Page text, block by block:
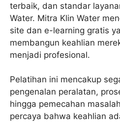
terbaik, dan standar
Water. Mitra Klin Water
site dan e-learning gratis
membangun keahlian
menjadi profesional.
Pelatihan ini mencakup
pengenalan peralatan,
hingga pemecahan
percaya bahwa keahlian